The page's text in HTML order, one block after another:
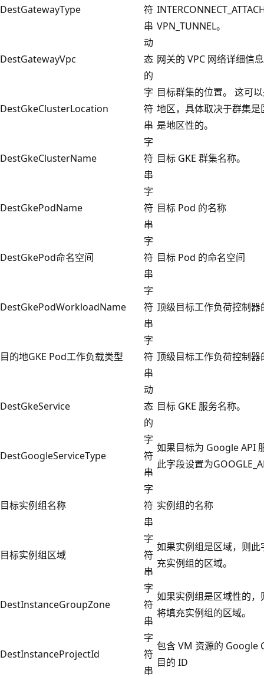
DestGatewayType
符
串 VPN_TUNNEL。
DestGatewayVpc
动
态
的
网关的 VPC 网络详细信息
DestGkeClusterLocation
字
符
串
目标群集的位置。 这可
地区，具体取决于群集是
是地区性的。
DestGkeClusterName
字
符
串
目标 GKE 群集名称。
DestGkePodName
字
符
串
目标 Pod 的名称
DestGkePod命名空间
字
符
串
目标 Pod 的命名空间
DestGkePodWorkloadName
字
符
串
顶级目标工作负荷控制器
目的地GKE Pod工作负载类型
字
符
串
顶级目标工作负荷控制器
DestGkeService
动
态
的
目标 GKE 服务名称。
DestGoogleServiceType
字
符
串
如果目标为 Google API
此字段设置为
目标实例组名称
字
符
串
实例组的名称
目标实例组区域
字
符
串
如果实例组是区域，则此
充实例组的区域。
DestInstanceGroupZone
字
符
串
如果实例组是区域性的，
将填充实例组的区域。
DestInstanceProjectId
字
符
串
包含 VM 资源的 Google
目的 ID